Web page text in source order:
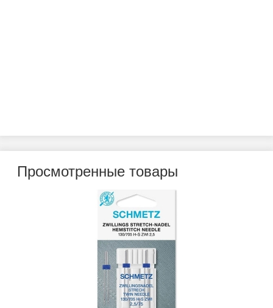
Просмотренные товары